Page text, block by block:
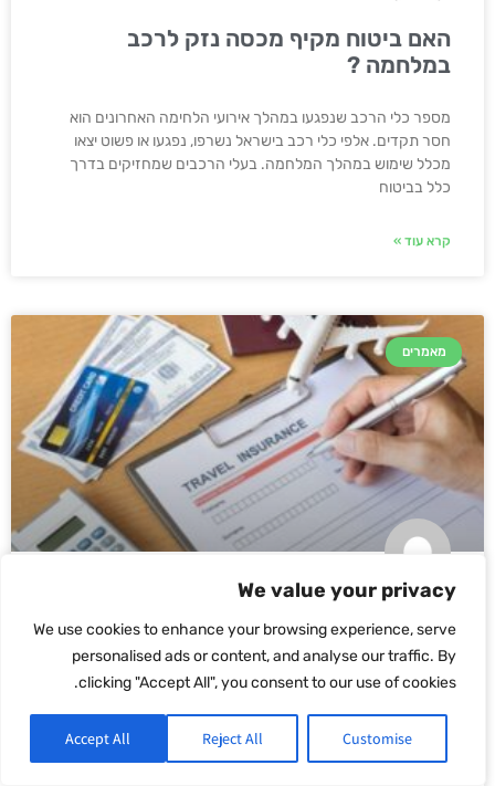
We value your privacy
We use cookies to enhance your browsing experience, serve
personalised ads or content, and analyse our traffic. By
clicking "Accept All", you consent to our use of cookies.
Customise
Reject All
Accept All
האם ביטוח מקיף מכסה נזק לרכב
במלחמה ?
מספר כלי הרכב שנפגעו במהלך אירועי הלחימה האחרונים הוא
חסר תקדים. אלפי כלי רכב בישראל נשרפו, נפגעו או פשוט יצאו
מכלל שימוש במהלך המלחמה. בעלי הרכבים שמחזיקים בדרך
כלל בביטוח
קרא עוד »
מאמרים
ביטוח נסיעות לחו"ל מספר העוברים בנמל התעופה חוזר לימים של
טרום קורונה, נראה שעולם הנסיעות חוזר לעצמו וכולם כמעט טסים
לחו"ל. אחד הנושאים החשובים ביותר בתכנון נסיעה הוא הוא ביטוח
קרא עוד »